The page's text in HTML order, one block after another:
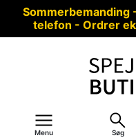
Sommerbemanding
telefon - Ordrer
Menu Søg